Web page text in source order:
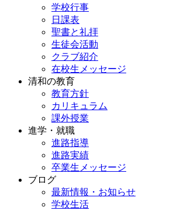
学校行事
日課表
聖書と礼拝
生徒会活動
クラブ紹介
在校生メッセージ
清和の教育
教育方針
カリキュラム
課外授業
進学・就職
進路指導
進路実績
卒業生メッセージ
ブログ
最新情報・お知らせ
学校生活